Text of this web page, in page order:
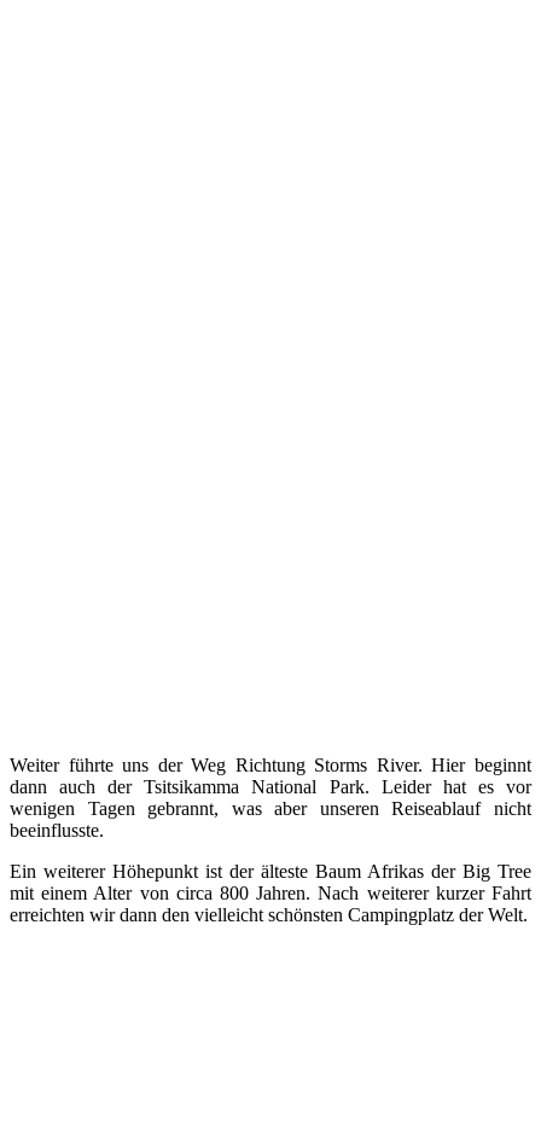
Weiter führte uns der Weg Richtung Storms River. Hier beginnt
dann auch der Tsitsikamma National Park. Leider hat es vor
wenigen Tagen gebrannt, was aber unseren Reiseablauf nicht
beeinflusste.
Ein weiterer Höhepunkt ist der älteste Baum Afrikas der Big Tree
mit einem Alter von circa 800 Jahren. Nach weiterer kurzer Fahrt
erreichten wir dann den vielleicht schönsten Campingplatz der Welt.